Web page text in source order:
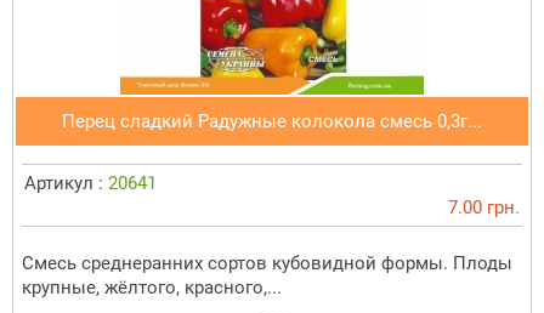
Перец сладкий Радужные колокола смесь 0,3г...
Артикул : 20641
7.00 грн.
Смесь среднеранних сортов кубовидной формы. Плоды
крупные, жёлтого, красного,...